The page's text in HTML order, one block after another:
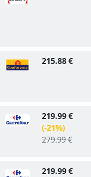
215.88 €
219.99 €
(-21%)
279.99 €
219.99 €